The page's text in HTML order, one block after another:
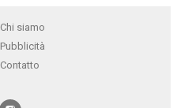
Chi siamo
Pubblicità
Contatto